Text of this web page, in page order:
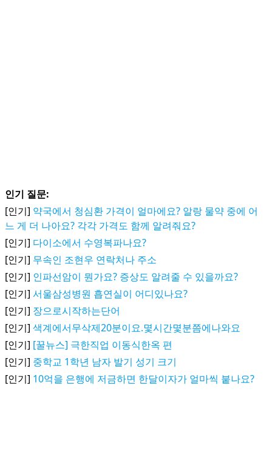
인기 질문:
[인기] 약국에서 청심환 가격이 얼마에요? 알랑 물약 중에 어
느 게 더 나아요? 각각 가격도 함께 알려줘요?
[인기] 다이소에서 수영복파나요?
[인기] 무속인 조현우 연락처나 주소
[인기] 인파선암이 뭔가요? 증상도 알려줄 수 있을까요?
[인기] 서울삼성병원 흡연실이 어디있나요?
[인기] 장으로시작하는단어
[인기] 색계에서무삭제20분이요.몇시간몇분쯤에나와요
[인기] [꿀뉴스] 극한직업 이동식한옥 편
[인기] 중학교 1학년 남자 발기 성기 크기
[인기] 10억을 은행에 저금하면 한달이자가 얼마씩 붙나요?